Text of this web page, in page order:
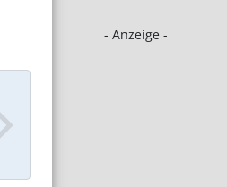
- Anzeige -